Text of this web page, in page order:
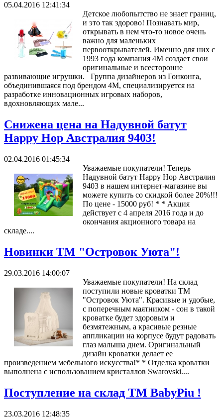
05.04.2016 12:41:34
Детское любопытство не знает границ,
и это так здорово! Познавать мир,
открывать в нем что-то новое очень
важно для маленьких
первооткрывателей. Именно для них с
1993 года компания 4M создает свои
оригинальные и всесторонне
развивающие игрушки. Группа дизайнеров из Гонконга,
объединившаяся под брендом 4М, специализируется на
разработке инновационных игровых наборов,
вдохновляющих мале...
Снижена цена на Надувной батут
Happy Hop Австралия 9403!
02.04.2016 01:45:34
Уважаемые покупатели! Теперь
Надувной батут Happy Hop Австралия
9403 в нашем интернет-магазине вы
можете купить со скидкой более 20%!!!
По цене - 15000 руб! * * Акция
действует с 4 апреля 2016 года и до
окончания акционного товара на
складе....
Новинки ТМ "Островок Уюта"!
29.03.2016 14:00:07
Уважаемые покупатели! На склад
поступили новые кроватки ТМ
"Островок Уюта". Красивые и удобые,
с поперечным маятником - сон в такой
кроватке будет здоровым и
безмятежным, а красивые резные
аппликации на корпусе будут радовать
глаз малыша днем. Оригинальный
дизайн кроватки делает ее
произведением мебельного искусства!* * Отделка кроватки
выполнена с использованием кристаллов Swarovski....
Поступление на склад ТМ BabyPiu !
23.03.2016 12:48:35